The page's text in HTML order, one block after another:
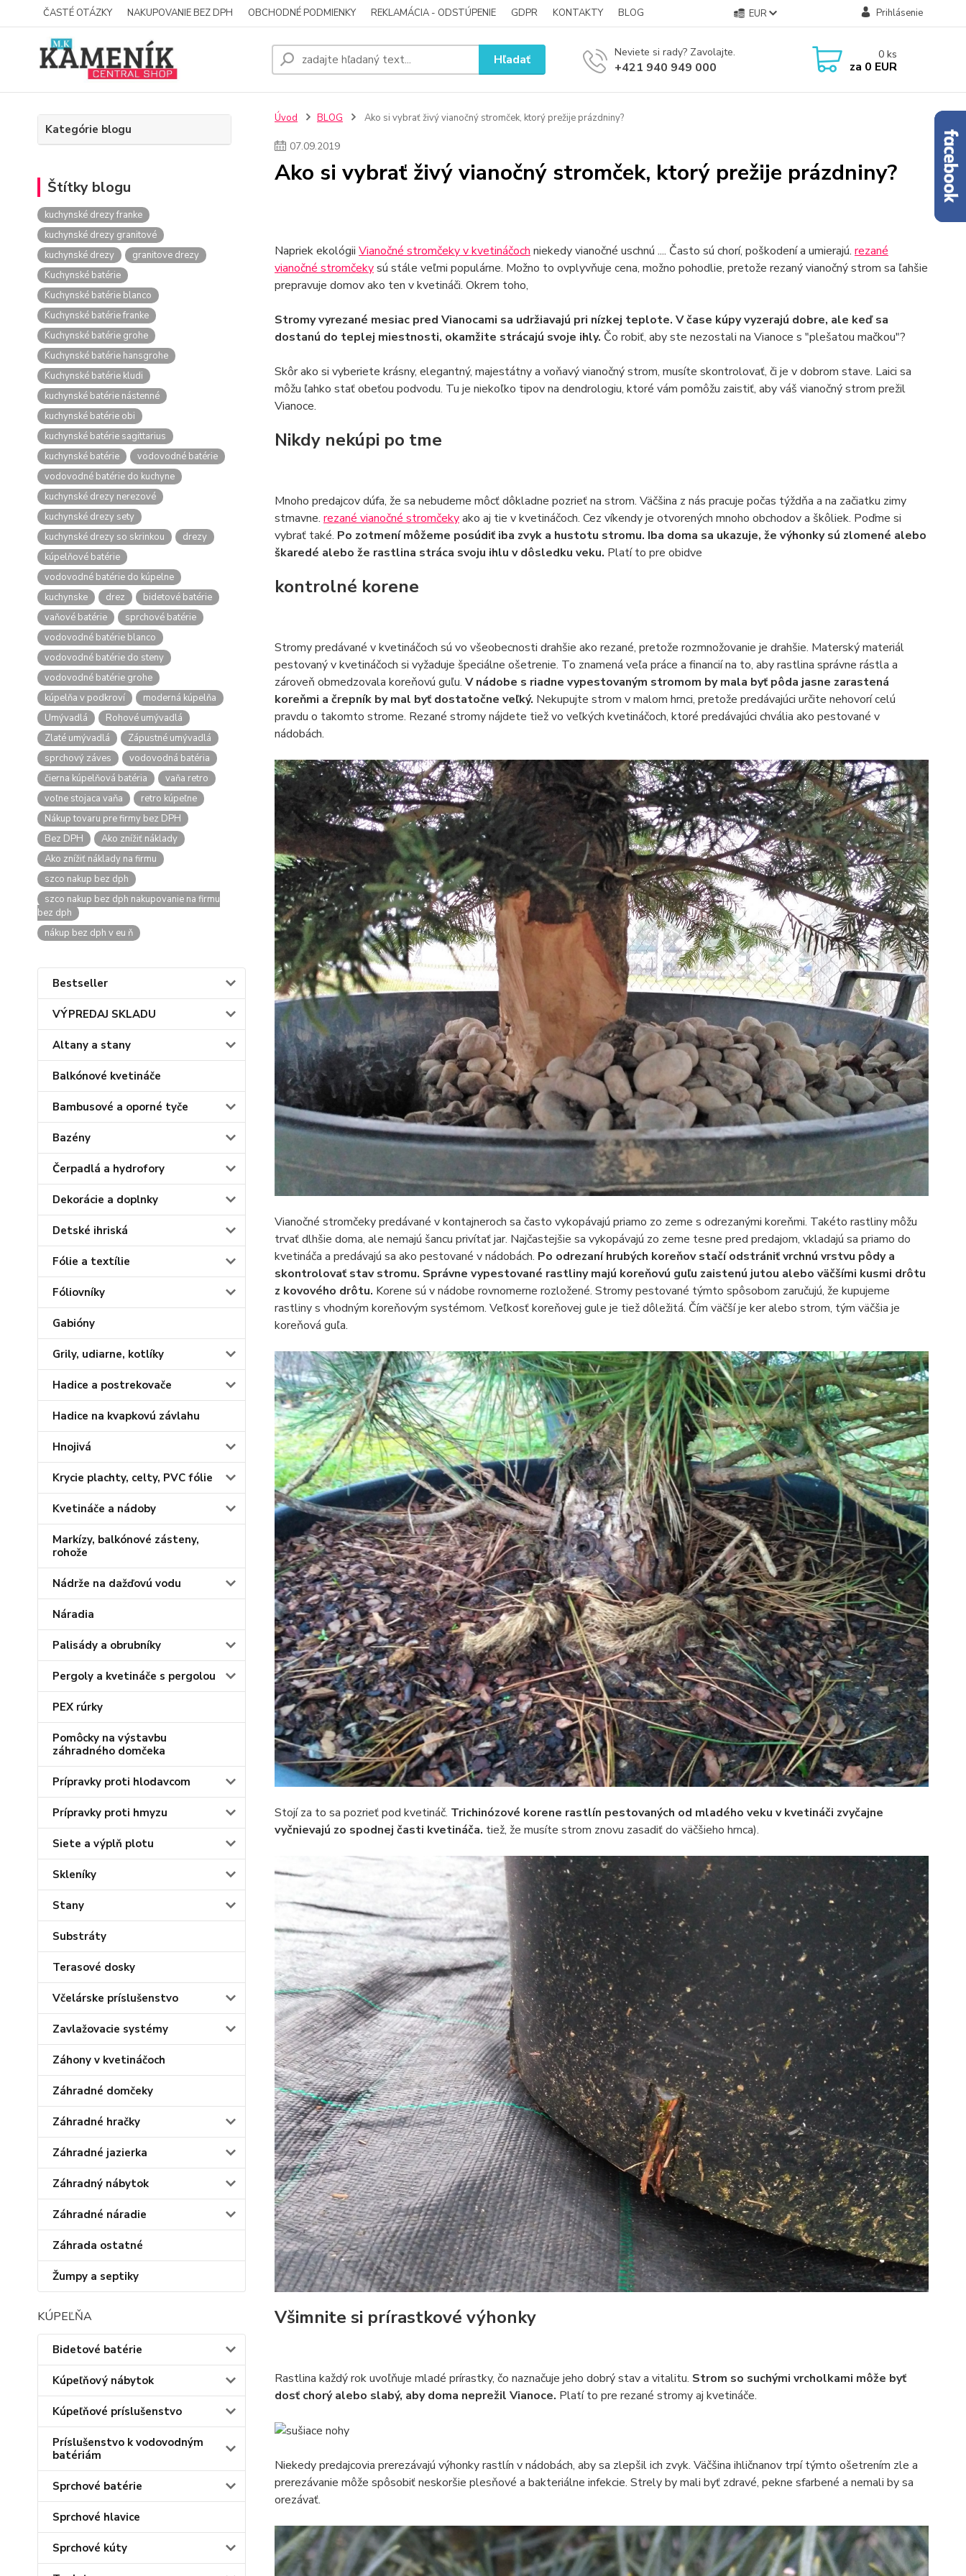
ČASTÉ OTÁZKY NAKUPOVANIE BEZ DPH OBCHODNÉ PODMIENKY REKLAMÁCIA - ODSTÚPENIE GDPR KONTAKTY BLOG EUR Prihlásenie
Hľadať Neviete si rady? Zavolajte.
+421 940 949 000
0 ks
za 0 EUR
Kategórie blogu
Štítky blogu
kuchynské drezy franke
kuchynské drezy granitové
kuchynské drezy
granitove drezy
Kuchynské batérie
Kuchynské batérie blanco
Kuchynské batérie franke
Kuchynské batérie grohe
Kuchynské batérie hansgrohe
Kuchynské batérie kludi
kuchynské batérie nástenné
kuchynské batérie obi
kuchynské batérie sagittarius
kuchynské batérie
vodovodné batérie
vodovodné batérie do kuchyne
kuchynské drezy nerezové
kuchynské drezy sety
kuchynské drezy so skrinkou
drezy
kúpelňové batérie
vodovodné batérie do kúpelne
kuchynske
drez
bidetové batérie
vaňové batérie
sprchové batérie
vodovodné batérie blanco
vodovodné batérie do steny
vodovodné batérie grohe
kúpelňa v podkroví
moderná kúpelňa
Umývadlá
Rohové umývadlá
Zlaté umývadlá
Zápustné umývadlá
sprchový záves
vodovodná batéria
čierna kúpelňová batéria
vaňa retro
voľne stojaca vaňa
retro kúpeľne
Nákup tovaru pre firmy bez DPH
Bez DPH
Ako znížiť náklady
Ako znížiť náklady na firmu
szco nakup bez dph
szco nakup bez dph nakupovanie na firmu
bez dph
nákup bez dph v eu ň
Bestseller
VÝPREDAJ SKLADU
Altany a stany
Balkónové kvetináče
Bambusové a oporné tyče
Bazény
Čerpadlá a hydrofory
Dekorácie a doplnky
Detské ihriská
Fólie a textílie
Fóliovníky
Gabióny
Grily, udiarne, kotlíky
Hadice a postrekovače
Hadice na kvapkovú závlahu
Hnojivá
Krycie plachty, celty, PVC fólie
Kvetináče a nádoby
Markízy, balkónové zásteny,
rohože
Nádrže na dažďovú vodu
Náradia
Palisády a obrubníky
Pergoly a kvetináče s pergolou
PEX rúrky
Pomôcky na výstavbu
záhradného domčeka
Prípravky proti hlodavcom
Prípravky proti hmyzu
Siete a výplň plotu
Skleníky
Stany
Substráty
Terasové dosky
Včelárske príslušenstvo
Zavlažovacie systémy
Záhony v kvetináčoch
Záhradné domčeky
Záhradné hračky
Záhradné jazierka
Záhradný nábytok
Záhradné náradie
Záhrada ostatné
Žumpy a septiky
KÚPEĽŇA
Bidetové batérie
Kúpeľňový nábytok
Kúpeľňové príslušenstvo
Príslušenstvo k vodovodným
batériám
Sprchové batérie
Sprchové hlavice
Sprchové kúty
Úvod BLOG Ako si vybrať živý vianočný stromček, ktorý prežije prázdniny?
07.09.2019
Ako si vybrať živý vianočný stromček, ktorý prežije prázdniny?
Napriek ekológii Vianočné stromčeky v kvetináčoch niekedy vianočné uschnú .... Často sú chorí, poškodení a umierajú. rezané
vianočné stromčekysú stále veľmi populárne. Možno to ovplyvňuje cena, možno pohodlie, pretože rezaný vianočný strom sa ľahšie
prepravuje domov ako ten v kvetináči. Okrem toho,
Stromy vyrezané mesiac pred Vianocami sa udržiavajú pri nízkej teplote. V čase kúpy vyzerajú dobre, ale keď sa
dostanú do teplej miestnosti, okamžite strácajú svoje ihly. Čo robiť, aby ste nezostali na Vianoce s "plešatou mačkou"?
Skôr ako si vyberiete krásny, elegantný, majestátny a voňavý vianočný strom, musíte skontrolovať, či je v dobrom stave. Laici sa
môžu ľahko stať obeťou podvodu. Tu je niekoľko tipov na dendrologiu, ktoré vám pomôžu zaistiť, aby váš vianočný strom prežil
Vianoce.
Nikdy nekúpi po tme
Mnoho predajcov dúfa, že sa nebudeme môcť dôkladne pozrieť na strom. Väčšina z nás pracuje počas týždňa a na začiatku zimy
stmavne. rezané vianočné stromčekyako aj tie v kvetináčoch. Cez víkendy je otvorených mnoho obchodov a škôliek. Poďme si
vybrať také. Po zotmení môžeme posúdiť iba zvyk a hustotu stromu. Iba doma sa ukazuje, že výhonky sú zlomené alebo
škaredé alebo že rastlina stráca svoju ihlu v dôsledku veku. Platí to pre obidve
kontrolné korene
Stromy predávané v kvetináčoch sú vo všeobecnosti drahšie ako rezané, pretože rozmnožovanie je drahšie. Materský materiál
pestovaný v kvetináčoch si vyžaduje špeciálne ošetrenie. To znamená veľa práce a financií na to, aby rastlina správne rástla a
zároveň obmedzovala koreňovú guľu. V nádobe s riadne vypestovaným stromom by mala byť pôda jasne zarastená
koreňmi a črepník by mal byť dostatočne veľký. Nekupujte strom v malom hrnci, pretože predávajúci určite nehovorí celú
pravdu o takomto strome. Rezané stromy nájdete tiež vo veľkých kvetináčoch, ktoré predávajúci chvália ako pestované v
nádobách.
Vianočné stromčeky predávané v kontajneroch sa často vykopávajú priamo zo zeme s odrezanými koreňmi. Takéto rastliny môžu
trvať dlhšie doma, ale nemajú šancu privítať jar. Najčastejšie sa vykopávajú zo zeme tesne pred predajom, vkladajú sa priamo do
kvetináča a predávajú sa ako pestované v nádobách. Po odrezaní hrubých koreňov stačí odstrániť vrchnú vrstvu pôdy a
skontrolovať stav stromu. Správne vypestované rastliny majú koreňovú guľu zaistenú jutou alebo väčšími kusmi drôtu
z kovového drôtu. Korene sú v nádobe rovnomerne rozložené. Stromy pestované týmto spôsobom zaručujú, že kupujeme
rastliny s vhodným koreňovým systémom. Veľkosť koreňovej gule je tiež dôležitá. Čím väčší je ker alebo strom, tým väčšia je
koreňová guľa.
Stojí za to sa pozrieť pod kvetináč. Trichinózové korene rastlín pestovaných od mladého veku v kvetináči zvyčajne
vyčnievajú zo spodnej časti kvetináča. tiež, že musíte strom znovu zasadiť do väčšieho hrnca).
Všimnite si prírastkové výhonky
Rastlina každý rok uvoľňuje mladé prírastky, čo naznačuje jeho dobrý stav a vitalitu. Strom so suchými vrcholkami môže byť
dosť chorý alebo slabý, aby doma neprežil Vianoce. Platí to pre rezané stromy aj kvetináče.
Niekedy predajcovia prerezávajú výhonky rastlín v nádobách, aby sa zlepšil ich zvyk. Väčšina ihličnanov trpí týmto ošetrením zle a
prerezávanie môže spôsobiť neskoršie plesňové a bakteriálne infekcie. Strely by mali byť zdravé, pekne sfarbené a nemali by sa
orezávať.